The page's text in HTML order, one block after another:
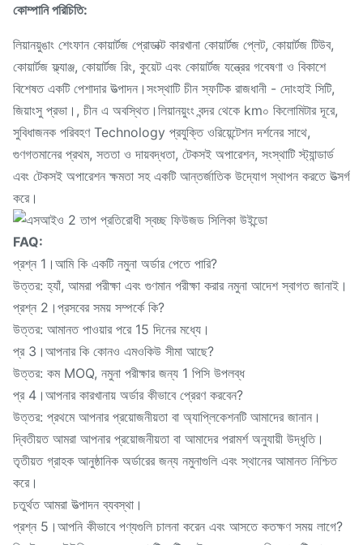
কোম্পানি পরিচিতি:
লিয়ানয়ুঙাং শেংফান কোয়ার্টজ প্রোডাক্ট কারখানা কোয়ার্টজ প্লেট, কোয়ার্টজ টিউব,
কোয়ার্টজ ফ্ল্যাঞ্জ, কোয়ার্টজ রিং, কুয়েট এবং কোয়ার্টজ যন্ত্রের গবেষণা ও বিকাশে
বিশেষত একটি পেশাদার উত্পাদন।সংস্থাটি চীন স্ফটিক রাজধানী - দোংহাই সিটি,
জিয়াংসু প্রভা।, চীন এ অবস্থিত।লিয়ানয়ুংং বন্দর থেকে km০ কিলোমিটার দূরে,
সুবিধাজনক পরিবহণ Technology প্রযুক্তি ওরিয়েন্টেশন দর্শনের সাথে,
গুণগতমানের প্রথম, সততা ও দায়বদ্ধতা, টেকসই অপারেশন, সংস্থাটি স্ট্যান্ডার্ড
এবং টেকসই অপারেশন ক্ষমতা সহ একটি আন্তর্জাতিক উদ্যোগ স্থাপন করতে উত্সর্গ
করে।
FAQ:
প্রশ্ন 1।আমি কি একটি নমুনা অর্ডার পেতে পারি?
উত্তর: হ্যাঁ, আমরা পরীক্ষা এবং গুণমান পরীক্ষা করার নমুনা আদেশ স্বাগত জানাই।
প্রশ্ন 2।প্রসবের সময় সম্পর্কে কি?
উত্তর: আমানত পাওয়ার পরে 15 দিনের মধ্যে।
প্র 3।আপনার কি কোনও এমওকিউ সীমা আছে?
উত্তর: কম MOQ, নমুনা পরীক্ষার জন্য 1 পিসি উপলব্ধ
প্র 4।আপনার কারখানায় অর্ডার কীভাবে প্রেরণ করবেন?
উত্তর: প্রথমে আপনার প্রয়োজনীয়তা বা অ্যাপ্লিকেশনটি আমাদের জানান।
দ্বিতীয়ত আমরা আপনার প্রয়োজনীয়তা বা আমাদের পরামর্শ অনুযায়ী উদ্ধৃতি।
তৃতীয়ত গ্রাহক আনুষ্ঠানিক অর্ডারের জন্য নমুনাগুলি এবং স্থানের আমানত নিশ্চিত
করে।
চতুর্থত আমরা উত্পাদন ব্যবস্থা।
প্রশ্ন 5।আপনি কীভাবে পণ্যগুলি চালনা করেন এবং আসতে কতক্ষণ সময় লাগে?